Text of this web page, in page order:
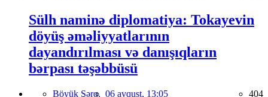
Sülh naminə diplomatiya: Tokayevin
döyüş əməliyyatlarının
dayandırılması və danışıqların
bərpası təşəbbüsü
Böyük Şərq, 06 avqust, 13:05 404